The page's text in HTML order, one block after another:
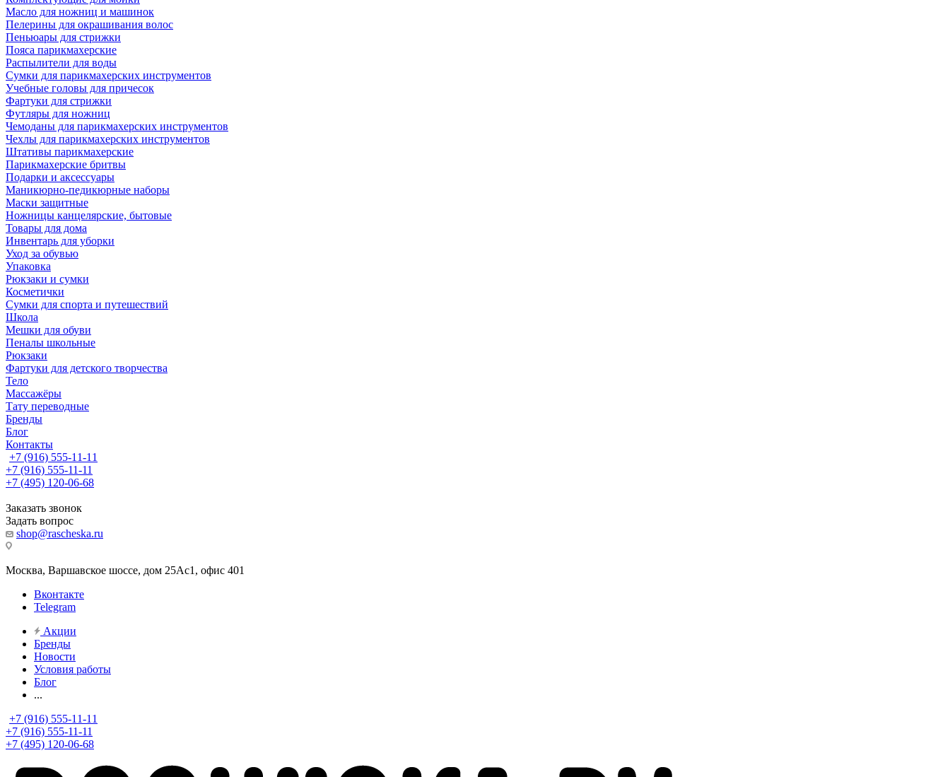
Масло для ножниц и машинок
Пелерины для окрашивания волос
Пеньюары для стрижки
Пояса парикмахерские
Распылители для воды
Сумки для парикмахерских инструментов
Учебные головы для причесок
Фартуки для стрижки
Футляры для ножниц
Чемоданы для парикмахерских инструментов
Чехлы для парикмахерских инструментов
Штативы парикмахерские
Парикмахерские бритвы
Подарки и аксессуары
Маникюрно-педикюрные наборы
Маски защитные
Ножницы канцелярские, бытовые
Товары для дома
Инвентарь для уборки
Уход за обувью
Упаковка
Рюкзаки и сумки
Косметички
Сумки для спорта и путешествий
Школа
Мешки для обуви
Пеналы школьные
Рюкзаки
Фартуки для детского творчества
Тело
Массажёры
Тату переводные
Бренды
Блог
Контакты
+7 (916) 555-11-11
+7 (916) 555-11-11
+7 (495) 120-06-68
Заказать звонок
Задать вопрос
shop@rascheska.ru
Москва, Варшавское шоссе, дом 25Аc1, офис 401
Вконтакте
Telegram
Акции
Бренды
Новости
Условия работы
Блог
...
+7 (916) 555-11-11
+7 (916) 555-11-11
+7 (495) 120-06-68